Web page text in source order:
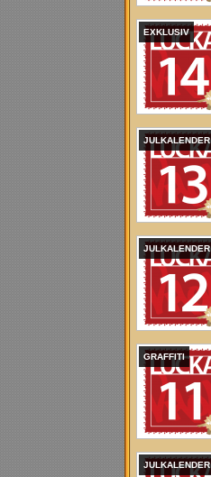
EXKLUSIV
JULKALENDER
JULKALENDER
GRAFFITI
JULKALENDER